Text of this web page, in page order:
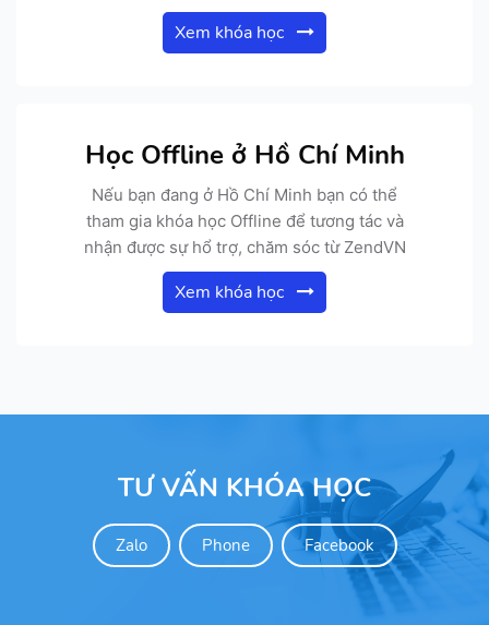
Xem khóa học
Học Offline ở Hồ Chí Minh
Nếu bạn đang ở Hồ Chí Minh bạn có thể
tham gia khóa học Offline để tương tác và
nhận được sự hổ trợ, chăm sóc từ ZendVN
Xem khóa học
TƯ VẤN KHÓA HỌC
Zalo Phone Facebook